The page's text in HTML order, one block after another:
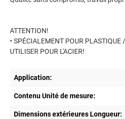
ATTENTION!
• SPÉCIALEMENT POUR PLASTIQUE
UTILISER POUR L'ACIER!
Application:
Contenu Unité de mesure:
Dimensions extérieures Longueur: